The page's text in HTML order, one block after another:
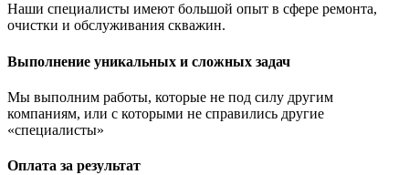
Наши специалисты имеют большой опыт в сфере ремонта,
очистки и обслуживания скважин.
Выполнение уникальных и сложных задач
Мы выполним работы, которые не под силу другим
компаниям, или с которыми не справились другие
«специалисты»
Оплата за результат